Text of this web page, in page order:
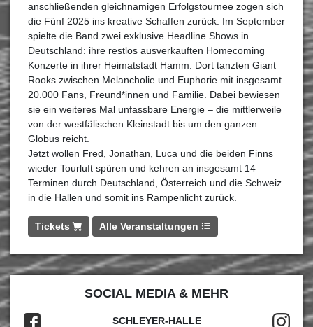
anschließenden gleichnamigen Erfolgstournee zogen sich
die Fünf 2025 ins kreative Schaffen zurück. Im September
spielte die Band zwei exklusive Headline Shows in
Deutschland: ihre restlos ausverkauften Homecoming
Konzerte in ihrer Heimatstadt Hamm. Dort tanzten Giant
Rooks zwischen Melancholie und Euphorie mit insgesamt
20.000 Fans, Freund*innen und Familie. Dabei bewiesen
sie ein weiteres Mal unfassbare Energie – die mittlerweile
von der westfälischen Kleinstadt bis um den ganzen
Globus reicht.
Jetzt wollen Fred, Jonathan, Luca und die beiden Finns
wieder Tourluft spüren und kehren an insgesamt 14
Terminen durch Deutschland, Österreich und die Schweiz
in die Hallen und somit ins Rampenlicht zurück.
Tickets Alle Veranstaltungen
SOCIAL MEDIA & MEHR
SCHLEYER-HALLE